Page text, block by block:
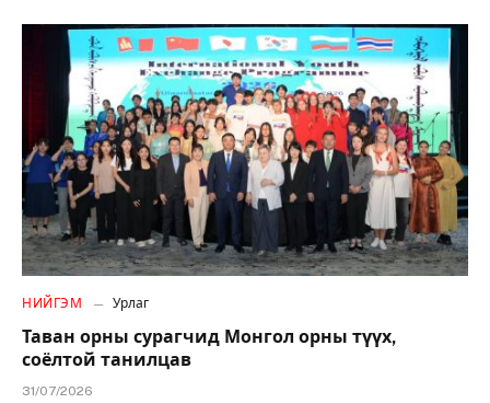
НИЙГЭМ Урлаг
Таван орны сурагчид Монгол орны түүх,
соёлтой танилцав
31/07/2026